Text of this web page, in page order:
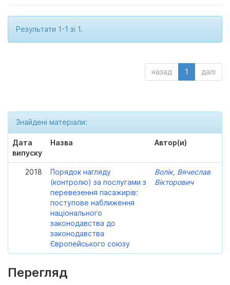
Результати 1-1 зі 1.
назад 1 далі
Знайдені матеріали:
Дата
випуску
Назва Автор(и)
2018
Порядок нагляду
(контролю) за послугами з
перевезення пасажирів:
поступове наближення
національного
законодавства до
законодавства
Європейського союзу
Волік, Вячеслав
Вікторович
Перегляд